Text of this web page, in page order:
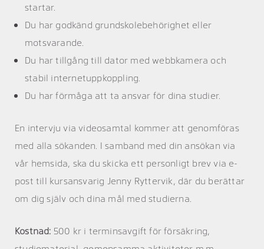
startar.
Du har godkänd grundskolebehörighet eller
motsvarande.
Du har tillgång till dator med webbkamera och
stabil internetuppkoppling.
Du har förmåga att ta ansvar för dina studier.
En intervju via videosamtal kommer att genomföras
med alla sökanden. I samband med din ansökan via
vår hemsida, ska du skicka ett personligt brev via e-
post till kursansvarig Jenny Ryttervik, där du berättar
om dig själv och dina mål med studierna.
Kostnad: 500 kr i terminsavgift för försäkring,